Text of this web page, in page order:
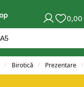
0,00
/ Birotică / Prezentare /